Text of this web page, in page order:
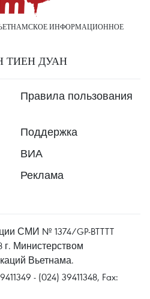
ИНФОРМАЦИОННОЕ
ТИЕН ДУАН
Правила пользования
Поддержка
ВИА
Реклама
СМИ № 1374/GP-BTTTT
г. Министерством
Вьетнама.
- (024) 39411348, Fax: